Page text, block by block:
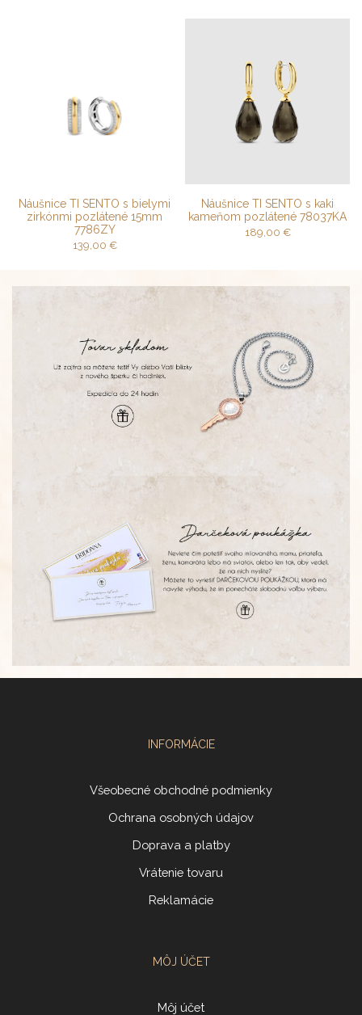
Náušnice TI SENTO s bielymi
zirkónmi pozlátené 15mm
7786ZY
139,00 €
Náušnice TI SENTO s kaki
kameňom pozlátené 78037KA
189,00 €
INFORMÁCIE
Všeobecné obchodné podmienky
Ochrana osobných údajov
Doprava a platby
Vrátenie tovaru
Reklamácie
MÔJ ÚČET
Môj účet